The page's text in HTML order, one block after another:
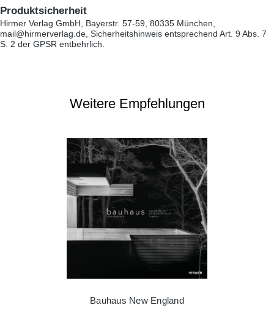
Produktsicherheit
Hirmer Verlag GmbH, Bayerstr. 57-59, 80335 München,
mail@hirmerverlag.de, Sicherheitshinweis entsprechend Art. 9 Abs. 7
S. 2 der GPSR entbehrlich.
Weitere Empfehlungen
Bauhaus New England